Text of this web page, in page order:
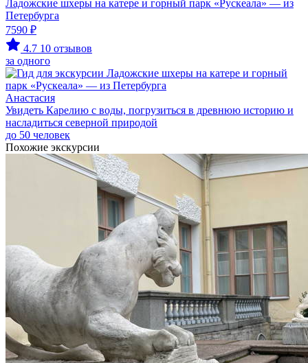
Ладожские шхеры на катере и горный парк «Рускеала» — из
Петербурга
7590 ₽
4.7 10 отзывов
за одного
Анастасия
Увидеть Карелию с воды, погрузиться в древнюю историю и
насладиться северной природой
до 50 человек
Похожие экскурсии